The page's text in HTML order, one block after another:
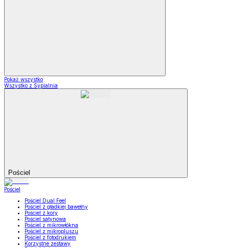
Pokaż wszystko
Wszystko z Sypialnia
Pościel
Pościel
Pościel Dual Feel
Pościel z gładkiej bawełny
Pościel z kory
Pościel satynowa
Pościel z mikrowłókna
Pościel z mikropluszu
Pościel z fotodrukiem
Korzystne zestawy